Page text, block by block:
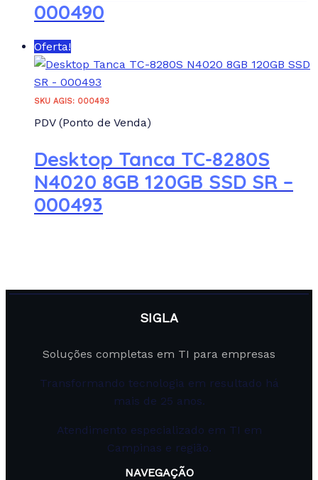
000490
Oferta!
SKU AGIS: 000493
PDV (Ponto de Venda)
Desktop Tanca TC-8280S
N4020 8GB 120GB SSD SR –
000493
SIGLA
Soluções completas em TI para empresas
Transformando tecnologia em resultado há
mais de 25 anos.
Atendimento especializado em TI em
Campinas e região.
NAVEGAÇÃO